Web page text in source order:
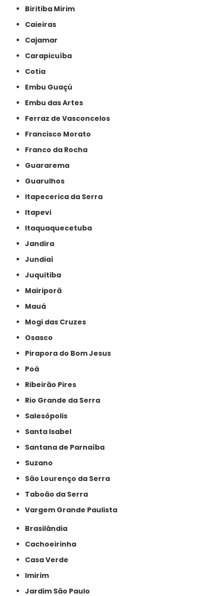
Biritiba Mirim
Caieiras
Cajamar
Carapicuíba
Cotia
Embu Guaçú
Embu das Artes
Ferraz de Vasconcelos
Francisco Morato
Franco da Rocha
Guararema
Guarulhos
Itapecerica da Serra
Itapevi
Itaquaquecetuba
Jandira
Jundiaí
Juquitiba
Mairiporã
Mauá
Mogi das Cruzes
Osasco
Pirapora do Bom Jesus
Poá
Ribeirão Pires
Rio Grande da Serra
Salesópolis
Santa Isabel
Santana de Parnaíba
Suzano
São Lourenço da Serra
Taboão da Serra
Vargem Grande Paulista
Brasilândia
Cachoeirinha
Casa Verde
Imirim
Jardim São Paulo